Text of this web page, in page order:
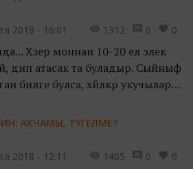
2018 - 16:01 1312 0 0
Хәзер моннан 10-20 ел элек
дип атасак та буладыр. Сыйныф
билге булса, хәйләкәр укучылар
АКЧАМЫ, ТҮГЕЛМЕ?
2018 - 12:11 1405 0 0